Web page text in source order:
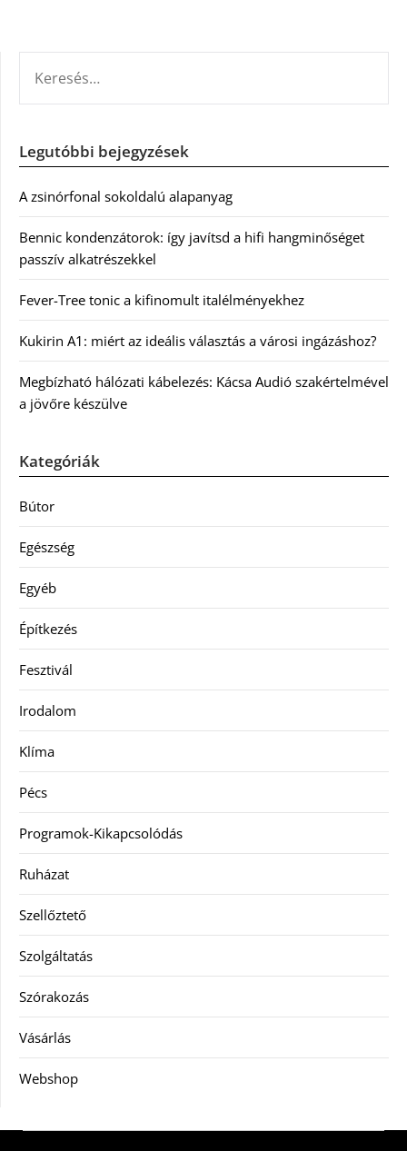
Legutóbbi bejegyzések
A zsinórfonal sokoldalú alapanyag
Bennic kondenzátorok: így javítsd a hifi hangminőséget
passzív alkatrészekkel
Fever-Tree tonic a kifinomult italélményekhez
Kukirin A1: miért az ideális választás a városi ingázáshoz?
Megbízható hálózati kábelezés: Kácsa Audió szakértelmével
a jövőre készülve
Kategóriák
Bútor
Egészség
Egyéb
Építkezés
Fesztivál
Irodalom
Klíma
Pécs
Programok-Kikapcsolódás
Ruházat
Szellőztető
Szolgáltatás
Szórakozás
Vásárlás
Webshop